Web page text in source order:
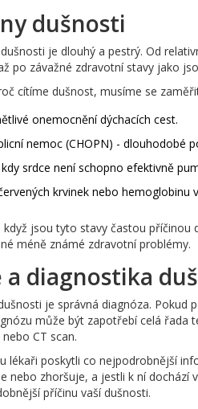
dušnosti
je dlouhý a pestrý. Od
po závažné zdravotní stavy jako
cítíme dušnost, musíme se
onemocnění dýchacích cest.
nemoc (CHOPN) - dlouhodobé
srdce není schopno efektivně
krvinek nebo hemoglobinu
když jsou tyto stavy častou
méně známé zdravotní problémy.
diagnostika
je správná diagnóza.
může být zapotřebí celá
CT scan.
lékaři poskytli co nejpodrobnější
nebo zhoršuje, a jestli k ní
příčinu vaší dušnosti.